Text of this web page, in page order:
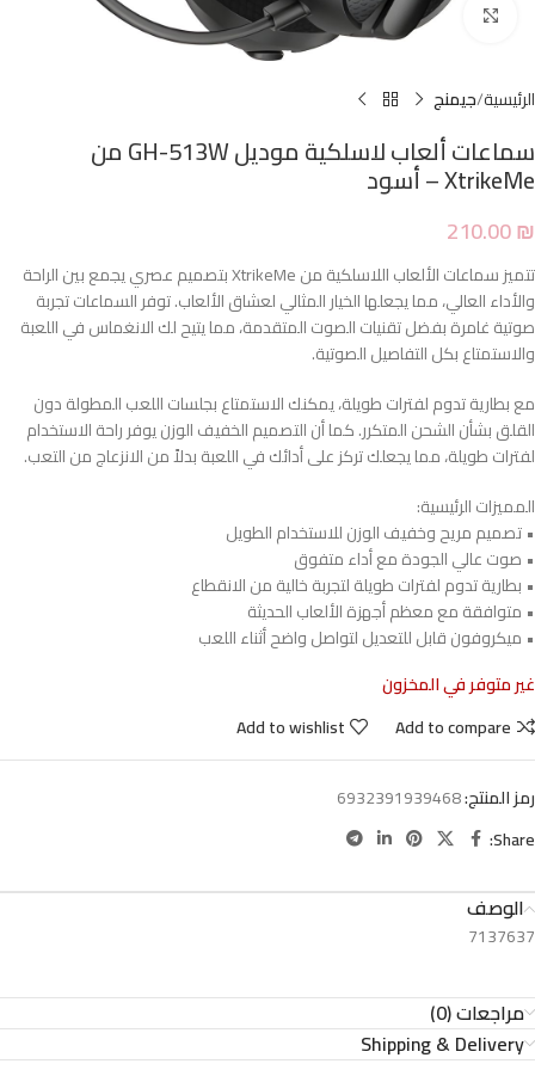
Click to enlarge
الرئيسية جيمنج
سماعات ألعاب لاسلكية موديل GH-513W من
XtrikeMe – أسود
210.00₪
تتميز سماعات الألعاب اللاسلكية من XtrikeMe بتصميم عصري يجمع بين الراحة
والأداء العالي، مما يجعلها الخيار المثالي لعشاق الألعاب. توفر السماعات تجربة
صوتية غامرة بفضل تقنيات الصوت المتقدمة، مما يتيح لك الانغماس في اللعبة
والاستمتاع بكل التفاصيل الصوتية.
مع بطارية تدوم لفترات طويلة، يمكنك الاستمتاع بجلسات اللعب المطولة دون
القلق بشأن الشحن المتكرر. كما أن التصميم الخفيف الوزن يوفر راحة الاستخدام
لفترات طويلة، مما يجعلك تركز على أدائك في اللعبة بدلاً من الانزعاج من التعب.
المميزات الرئيسية:
• تصميم مريح وخفيف الوزن للاستخدام الطويل
• صوت عالي الجودة مع أداء متفوق
• بطارية تدوم لفترات طويلة لتجربة خالية من الانقطاع
• متوافقة مع معظم أجهزة الألعاب الحديثة
• ميكروفون قابل للتعديل لتواصل واضح أثناء اللعب
غير متوفر في المخزون
Add to compare
Add to wishlist
رمز المنتج:6932391939468
Share:
الوصف
7137637
مراجعات (0)
Shipping & Delivery